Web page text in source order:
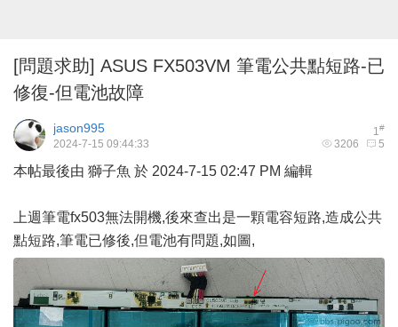
[問題求助] ASUS FX503VM 筆電公共點短路-已
修復-但電池故障
1#
jason995
3206 5
2024-7-15 09:44:33
本帖最後由 獅子魚 於 2024-7-15 02:47 PM 編輯
上週筆電fx503無法開機,後來查出是一顆電容短路,造成公共
點短路,筆電已修後,但電池有問題,如圖,